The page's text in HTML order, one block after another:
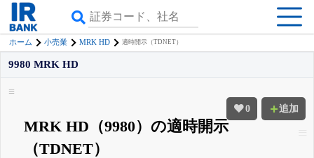
ホーム 小売業 MRK HD 適時開示（TDNET）
0 追加
9980 MRK HD
MRK HD（9980）の適時開示
（TDNET）